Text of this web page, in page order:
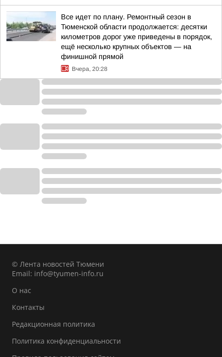
Все идет по плану. Ремонтный сезон в
Тюменской области продолжается: десятки
километров дорог уже приведены в порядок,
ещё несколько крупных объектов — на
финишной прямой
Вчера, 20:28
© Лента новостей Тюмени
Email: info@tyumen-info.ru
О нас
Контакты
Редакционная политика
Политика конфиденциальности